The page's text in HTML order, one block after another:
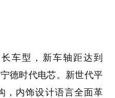
车型，新车轴距达到
德时代电芯。新世代平
，内饰设计语言全面革